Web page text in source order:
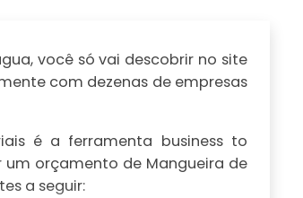
você só vai descobrir no site
com dezenas de empresas
é a ferramenta business to
um orçamento de Mangueira de
a seguir: